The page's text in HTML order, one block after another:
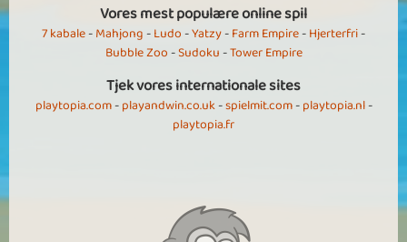
Vores mest populære online spil
7 kabale-Mahjong-Ludo-Yatzy-Farm Empire-Hjerterfri-
Bubble Zoo-Sudoku-Tower Empire
Tjek vores internationale sites
playtopia.com-playandwin.co.uk-spielmit.com-playtopia.nl-
playtopia.fr